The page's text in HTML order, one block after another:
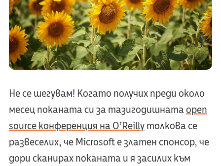
Не се шегувам! Когато получих преди около
месец поканата си за тазигодишнатаopen
source конференция на O’Reillyтолкова се
развеселих, че Microsoft е златен спонсор, че
дори сканирах поканата и я засилих към